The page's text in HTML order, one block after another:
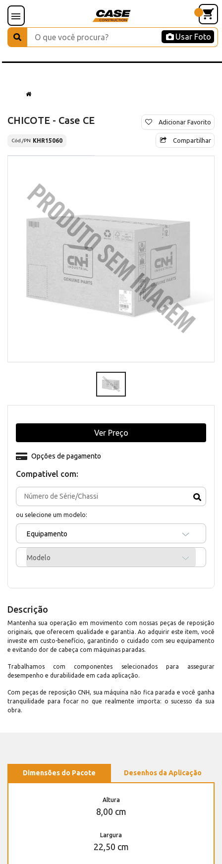
Usar Foto
CHICOTE - Case CE
Cód./PN KHR15060
Adicionar Favorito
Compartilhar
Compativel com:
ou selecione um modelo:
Equipamento
Modelo
Opções de pagamento
Ver Preço
Descrição
Mantenha sua operação em movimento com nossas peças de reposição
originais, que oferecem qualidade e garantia. Ao adquirir este item, você
investe em custo-benefício, garantindo o cuidado com seu equipamento
e evitando dor de cabeça com máquinas paradas.
Trabalhamos com componentes selecionados para assegurar
desempenho e durabilidade em cada aplicação.
Com peças de reposição CNH, sua máquina não fica parada e você ganha
tranquilidade para focar no que realmente importa: o sucesso da sua
obra.
Dimensões do Pacote Desenhos da Aplicação
Altura
8,00 cm
Largura
22,50 cm